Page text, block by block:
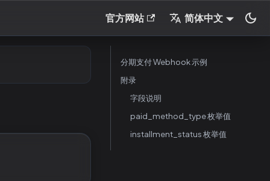
官方网站 简体中文
分期支付 Webhook 示例
附录
字段说明
paid_method_type 枚举值
installment_status 枚举值